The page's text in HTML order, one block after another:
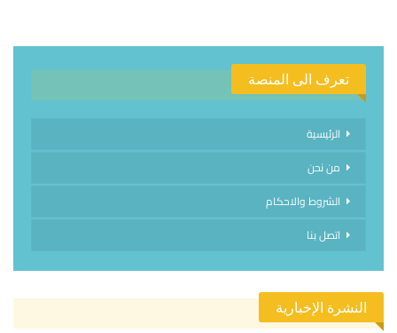
تعرف الى المنصة
الرئيسية
من نحن
الشروط والاحكام
اتصل بنا
النشرة الإخبارية